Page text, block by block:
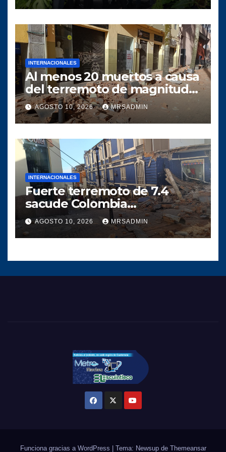
cuna de Cementos Progreso
INTERNACIONALES
Al menos 20 muertos a causa
del terremoto de magnitud
7,4 registrado en el noroeste
de Colombia
AGOSTO 10, 2026 MRSADMIN
INTERNACIONALES
Fuerte terremoto de 7.4
sacude Colombia
provocando severos daños a
viviendas, edificios e
infraestructura
AGOSTO 10, 2026 MRSADMIN
Funciona gracias a WordPress Tema: Newsup de Themeansar